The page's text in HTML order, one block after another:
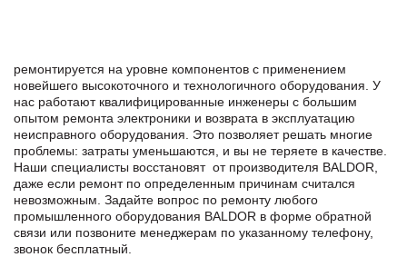
ремонтируется на уровне компонентов с применением
новейшего высокоточного и технологичного оборудования. У
нас работают квалифицированные инженеры с большим
опытом ремонта электроники и возврата в эксплуатацию
неисправного оборудования. Это позволяет решать многие
проблемы: затраты уменьшаются, и вы не теряете в качестве.
Наши специалисты восстановят от производителя BALDOR,
даже если ремонт по определенным причинам считался
невозможным. Задайте вопрос по ремонту любого
промышленного оборудования BALDOR в формe обратной
связи или позвоните менеджерам по указанному телефону,
звонок бесплатный.